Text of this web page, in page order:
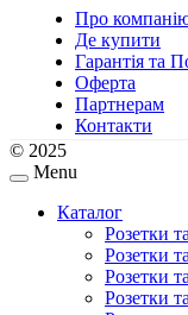
Про
Де купити
Гарантія та
Оферта
Партнерам
Контакти
© 2025
Menu
Каталог
Розетки
Розетки
Розетки
Розетки